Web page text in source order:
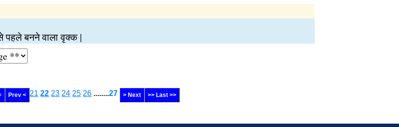
बनने वाला वृक्क |
Prev < 21 22 23 24 25 26 ........27 > Next >> Last >>